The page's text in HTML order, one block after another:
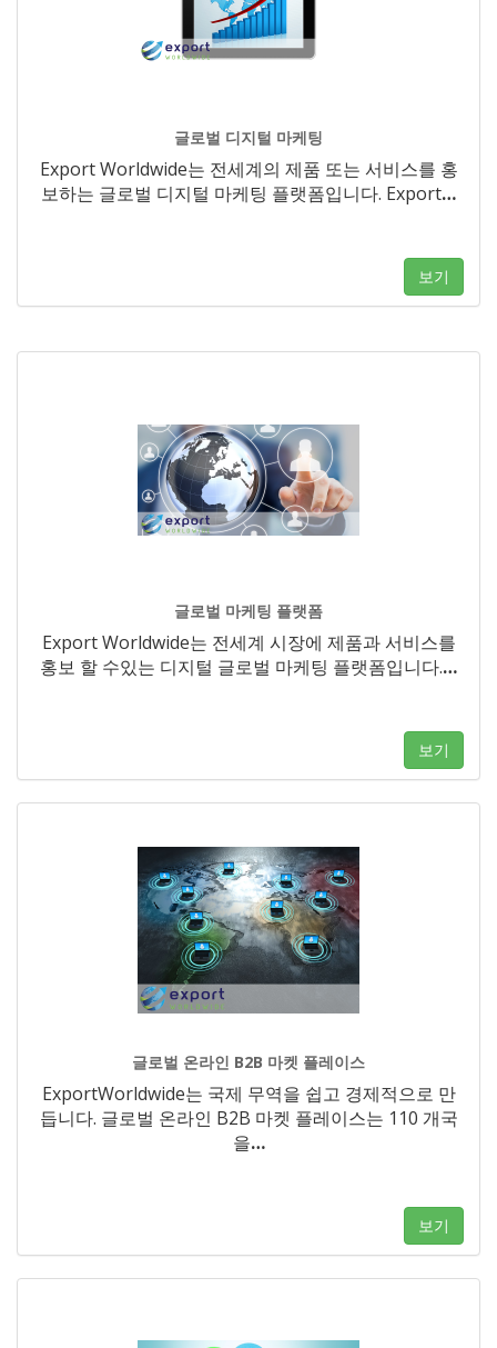
글로벌 디지털 마케팅
Export Worldwide는 전세계의 제품 또는 서비스를 홍
보하는 글로벌 디지털 마케팅 플랫폼입니다. Export…
보기
글로벌 마케팅 플랫폼
Export Worldwide는 전세계 시장에 제품과 서비스를
홍보 할 수있는 디지털 글로벌 마케팅 플랫폼입니다.…
보기
글로벌 온라인 B2B 마켓 플레이스
ExportWorldwide는 국제 무역을 쉽고 경제적으로 만
듭니다. 글로벌 온라인 B2B 마켓 플레이스는 110 개국
을…
보기